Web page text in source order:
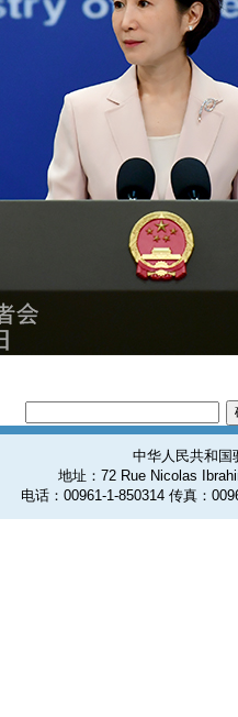
中华人民共和国
地址：72 Rue Nicolas
电话：00961-1-850314 传真：